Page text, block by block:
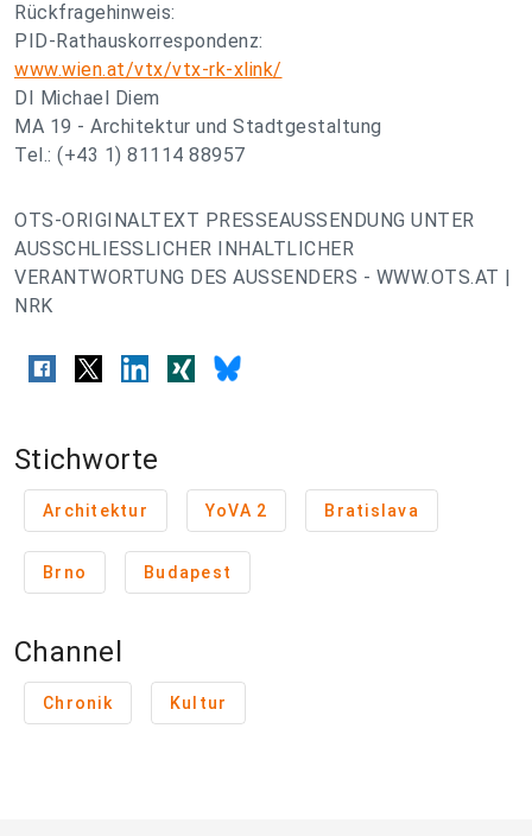
Rückfragehinweis:
PID-Rathauskorrespondenz:
www.wien.at/vtx/vtx-rk-xlink/
DI Michael Diem
MA 19 - Architektur und Stadtgestaltung
Tel.: (+43 1) 81114 88957
OTS-ORIGINALTEXT PRESSEAUSSENDUNG UNTER
AUSSCHLIESSLICHER INHALTLICHER
VERANTWORTUNG DES AUSSENDERS - WWW.OTS.AT |
NRK
Stichworte
Architektur YoVA 2 Bratislava
Brno Budapest
Channel
Chronik Kultur